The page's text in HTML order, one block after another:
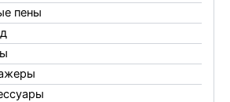
пены